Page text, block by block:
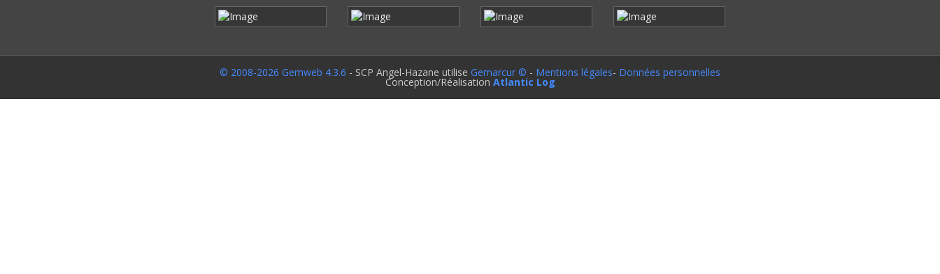
© 2008-2026 Gemweb 4.3.6 - SCP Angel-Hazane utilise Gemarcur © - Mentions légales- Données personnelles
Conception/Réalisation Atlantic Log